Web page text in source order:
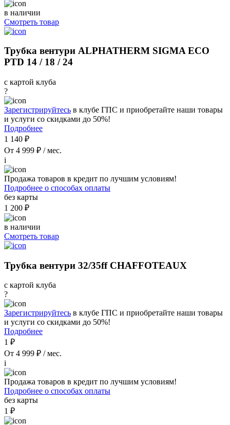
в наличии
Смотреть товар
Трубка вентури ALPHATHERM SIGMA ECO
PTD 14 / 18 / 24
с картой клуба
?
Зарегистрируйтесь в клубе ГПС и приобретайте наши товары
и услуги со скидками до 50%!
Подробнее
1 140 ₽
От 4 999 ₽ / мес.
i
Продажа товаров в кредит по лучшим условиям!
Подробнее о способах оплаты
без карты
1 200 ₽
в наличии
Смотреть товар
Трубка вентури 32/35ff CHAFFOTEAUX
с картой клуба
?
Зарегистрируйтесь в клубе ГПС и приобретайте наши товары
и услуги со скидками до 50%!
Подробнее
1 ₽
От 4 999 ₽ / мес.
i
Продажа товаров в кредит по лучшим условиям!
Подробнее о способах оплаты
без карты
1 ₽